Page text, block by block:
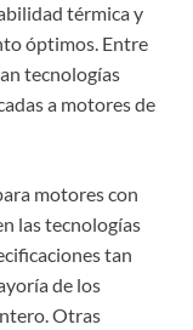
térmica y
óptimos. Entre
tecnologías
a motores de
motores con
las tecnologías
tan
de los
Otras